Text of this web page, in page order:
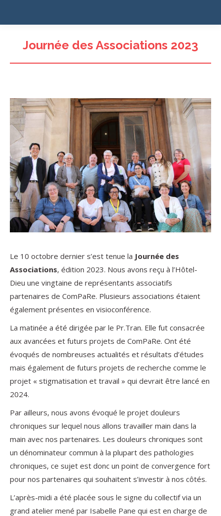
Journée des Associations 2023
Le 10 octobre dernier s’est tenue la Journée des
Associations, édition 2023. Nous avons reçu à l’Hôtel-
Dieu une vingtaine de représentants associatifs
partenaires de ComPaRe. Plusieurs associations étaient
également présentes en visioconférence.
La matinée a été dirigée par le Pr.Tran. Elle fut consacrée
aux avancées et futurs projets de ComPaRe. Ont été
évoqués de nombreuses actualités et résultats d’études
mais également de futurs projets de recherche comme le
projet « stigmatisation et travail » qui devrait être lancé en
2024.
Par ailleurs, nous avons évoqué le projet douleurs
chroniques sur lequel nous allons travailler main dans la
main avec nos partenaires. Les douleurs chroniques sont
un dénominateur commun à la plupart des pathologies
chroniques, ce sujet est donc un point de convergence fort
pour nos partenaires qui souhaitent s’investir à nos côtés.
L’après-midi a été placée sous le signe du collectif via un
grand atelier mené par Isabelle Pane qui est en charge de